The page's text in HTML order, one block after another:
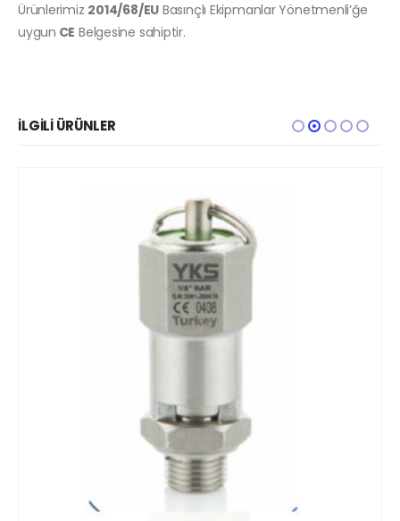
Ürünlerimiz 2014/68/EU Basınçlı Ekipmanlar Yönetmenli’ğe
uygun CE Belgesine sahiptir.
İLGILI ÜRÜNLER